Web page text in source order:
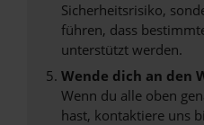
Sicherheitsrisiko,
führen, dass
unterstützt werden.
Wende dich an den
Wenn du alle oben
hast, kontaktiere uns